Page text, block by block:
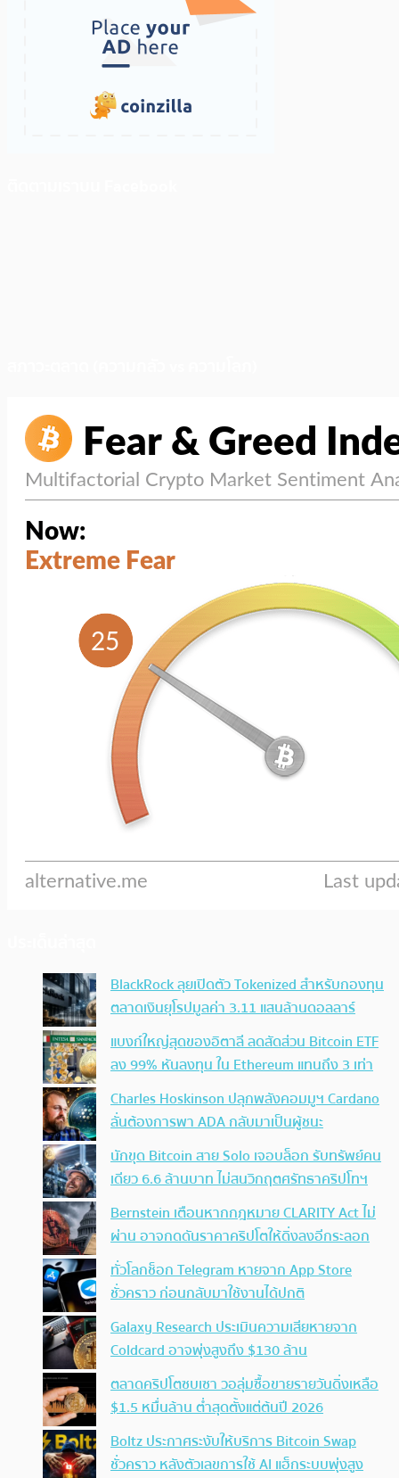
BlackRock ลุยเปิดตัว Tokenized สำหรับกองทุน
ตลาดเงินยุโรปมูลค่า 3.11 แสนล้านดอลลาร์
แบงก์ใหญ่สุดของอิตาลี ลดสัดส่วน Bitcoin ETF
ลง 99% หันลงทุน ใน Ethereum แทนถึง 3 เท่า
Charles Hoskinson ปลุกพลังคอมมูฯ Cardano
ลั่นต้องการพา ADA กลับมาเป็นผู้ชนะ
นักขุด Bitcoin สาย Solo เจอบล็อก รับทรัพย์คน
เดียว 6.6 ล้านบาท ไม่สนวิกฤตศรัทธาคริปโทฯ
Bernstein เตือนหากกฎหมาย CLARITY Act ไม่
ผ่าน อาจกดดันราคาคริปโตให้ดิ่งลงอีกระลอก
ทั่วโลกช็อก Telegram หายจาก App Store
ชั่วคราว ก่อนกลับมาใช้งานได้ปกติ
Galaxy Research ประเมินความเสียหายจาก
Coldcard อาจพุ่งสูงถึง $130 ล้าน
ตลาดคริปโตซบเซา วอลุ่มซื้อขายรายวันดิ่งเหลือ
$1.5 หมื่นล้าน ต่ำสุดตั้งแต่ต้นปี 2026
Boltz ประกาศระงับให้บริการ Bitcoin Swap
ชั่วคราว หลังตัวเลขการใช้ AI แฮ็กระบบพุ่งสูง